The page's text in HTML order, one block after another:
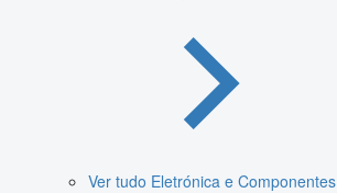
Ver tudo Eletrónica e Componentes